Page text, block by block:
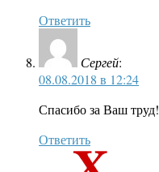
Ответить
Сергей:
08.08.2018 в 12:24
Спасибо за Ваш труд!
Ответить